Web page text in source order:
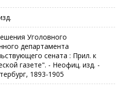
Уголовного
департамента
сената : Прил. к
газете". - Неофиц. изд. -
1893-1905